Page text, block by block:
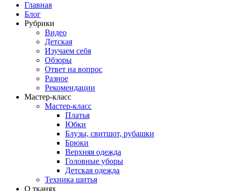
Главная
Блог
Рубрики
Видео
Детская
Изучаем себя
Обзоры
Ответ на вопрос
Разное
Рекомендации
Мастер-класс
Мастер-класс
Платья
Юбки
Блузы, свитшот, рубашки
Брюки
Верхняя одежда
Головные уборы
Детская одежда
Техника шитья
О тканях